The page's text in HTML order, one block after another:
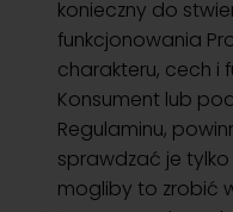
konieczny do
funkcjonowania
charakteru, cech i
Konsument lub
Regulaminu,
sprawdzać je
mogliby to zrobić